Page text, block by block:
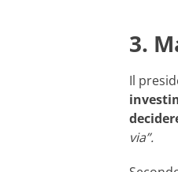
3.
Il
via”.